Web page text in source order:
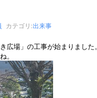
カテゴリ:出来事
広場」の工事が始まりました。
。